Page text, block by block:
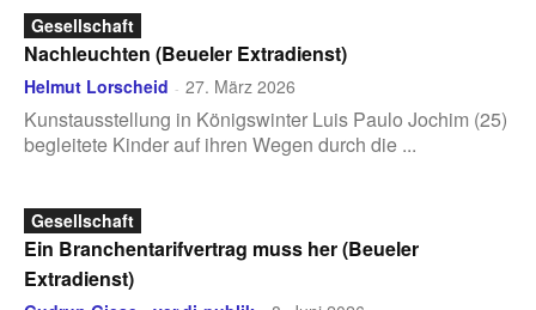
Gesellschaft
Nachleuchten (Beueler Extradienst)
Helmut Lorscheid - 27. März 2026
Kunstausstellung in Königswinter Luis Paulo Jochim (25)
begleitete Kinder auf ihren Wegen durch die ...
Gesellschaft
Ein Branchentarifvertrag muss her (Beueler
Extradienst)